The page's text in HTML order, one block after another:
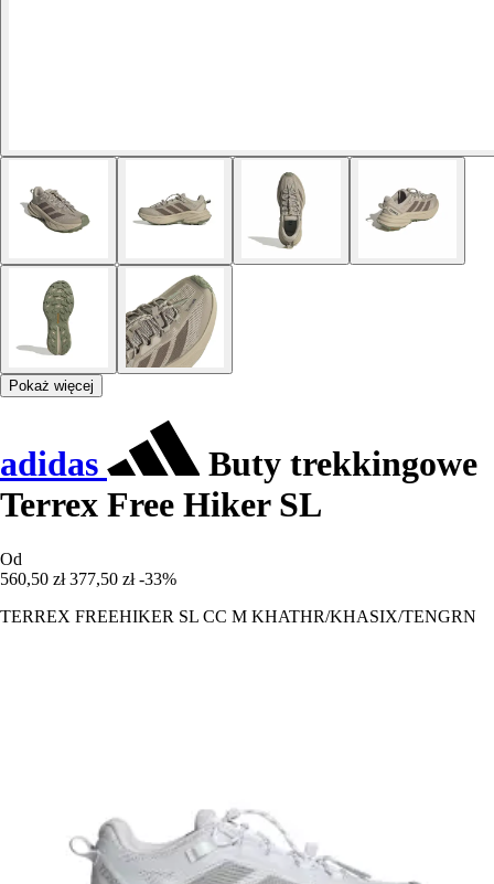
Pokaż więcej
adidas
Buty trekkingowe
Terrex Free Hiker SL
Od
560,50 zł 377,50 zł -33%
TERREX FREEHIKER SL CC M KHATHR/KHASIX/TENGRN